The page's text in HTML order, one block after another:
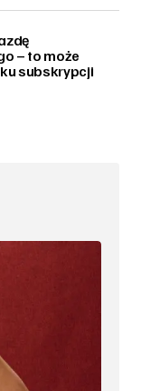
– to może
subskrypcji